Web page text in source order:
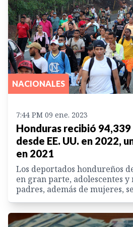
NACIONALES
7:44 PM 09 ene. 2023
Honduras recibió
desde EE. UU. en 2022,
en 2021
Los deportados hondureños
en gran parte, adolescentes y
padres, además de mujeres,